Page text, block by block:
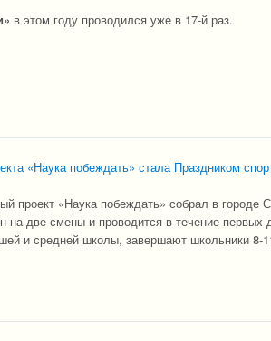
в этом году проводился уже в 17-й раз.
«Наука побеждать» стала Праздником
проект «Наука побеждать» собрал в городе
на две смены и проводится в течение первых
и средней школы, завершают школьники 8-